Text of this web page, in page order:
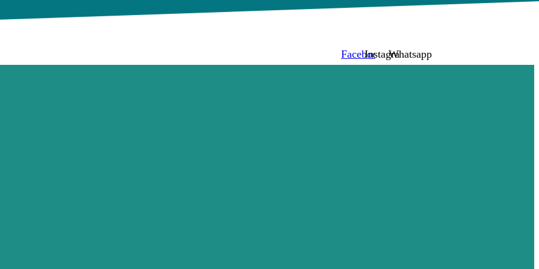
FacebookInstagramWhatsapp